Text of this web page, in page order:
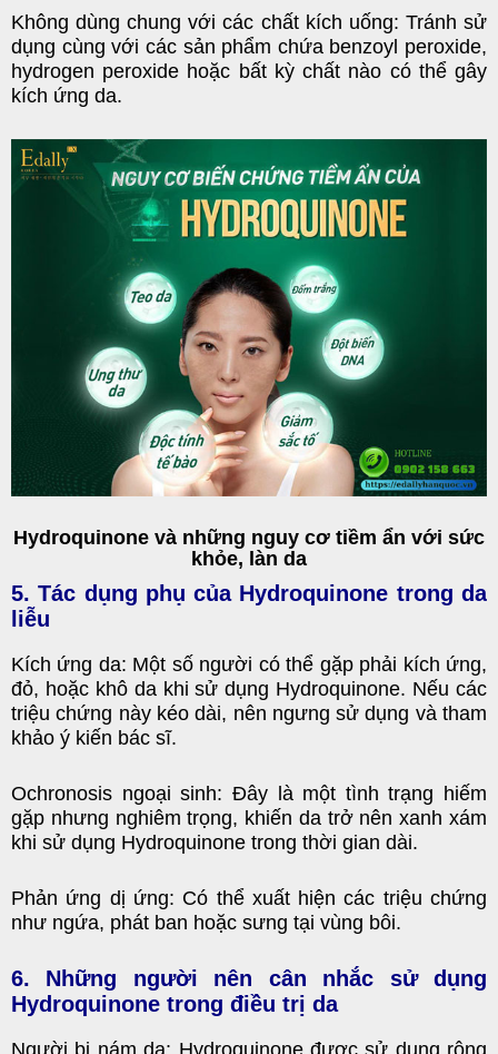
Không dùng chung với các chất kích uống: Tránh sử
dụng cùng với các sản phẩm chứa benzoyl peroxide,
hydrogen peroxide hoặc bất kỳ chất nào có thể gây
kích ứng da.
Hydroquinone và những nguy cơ tiềm ẩn với sức
khỏe, làn da
5. Tác dụng phụ của Hydroquinone trong da
liễu
Kích ứng da: Một số người có thể gặp phải kích ứng,
đỏ, hoặc khô da khi sử dụng Hydroquinone. Nếu các
triệu chứng này kéo dài, nên ngưng sử dụng và tham
khảo ý kiến bác sĩ.
Ochronosis ngoại sinh: Đây là một tình trạng hiếm
gặp nhưng nghiêm trọng, khiến da trở nên xanh xám
khi sử dụng Hydroquinone trong thời gian dài.
Phản ứng dị ứng: Có thể xuất hiện các triệu chứng
như ngứa, phát ban hoặc sưng tại vùng bôi.
6. Những người nên cân nhắc sử dụng
Hydroquinone trong điều trị da
Người bị nám da: Hydroquinone được sử dụng rộng